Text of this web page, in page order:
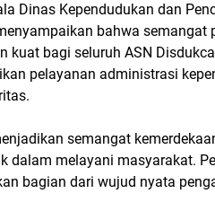
Dinas Kependudukan dan
bahwa semangat
kuat bagi seluruh ASN
pelayanan administrasi
semangat
dalam melayani masyarakat.
bagian dari wujud nyata